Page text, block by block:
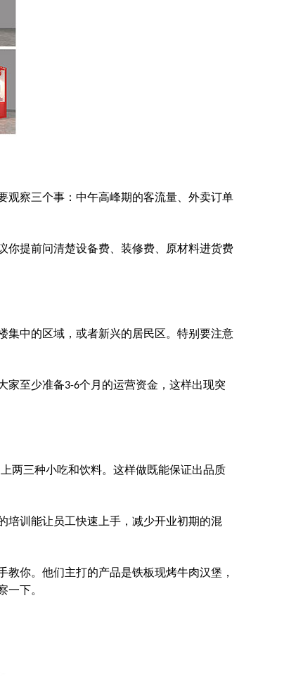
观察三个事：中午高峰期的客流量、外卖订单
你提前问清楚设备费、装修费、原材料进货费
集中的区域，或者新兴的居民区。特别要注意
家至少准备3-6个月的运营资金，这样出现突
两三种小吃和饮料。这样做既能保证出品质
培训能让员工快速上手，减少开业初期的混
你。他们主打的产品是铁板现烤牛肉汉堡，
一下。